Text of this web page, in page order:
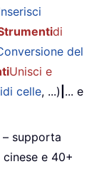
di
del
Unisci e
celle, ...) ... e
supporta
e 40+